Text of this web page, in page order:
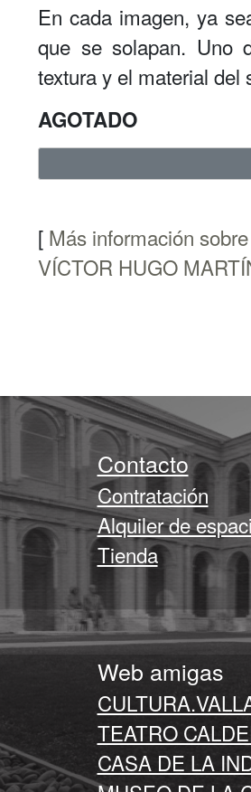
En cada imagen, ya
que se solapan. Uno
textura y el material del
AGOTADO
[ Más información
VÍCTOR HUGO
Contacto
Contratación
Alquiler de
Tienda
Web amigas
TEATRO
CASA DE LA